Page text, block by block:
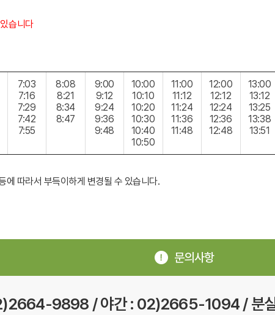
습니다
7:03
7:16
7:29
7:42
7:55
8:08
8:21
8:34
8:47
9:00
9:12
9:24
9:36
9:48
10:00
10:10
10:20
10:30
10:40
10:50
11:00
11:12
11:24
11:36
11:48
12:00
12:12
12:24
12:36
12:48
13:00
13:12
13:25
13:38
13:51
에 따라서 부득이하게 변경될 수 있습니다.
문의사항
9898 / 야간 : 02)2665-1094 / 분